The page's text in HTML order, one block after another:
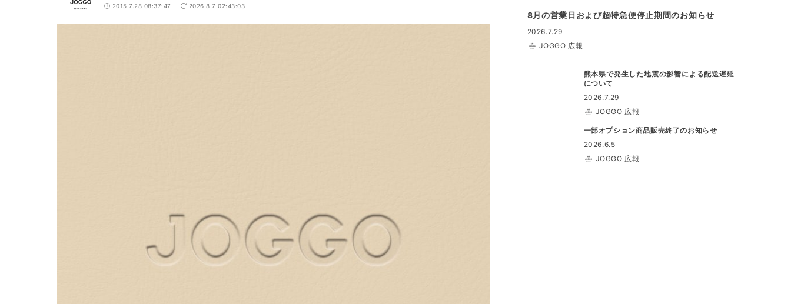
2015.7.28 08:37:47 2026.8.7 02:43:03
8月の営業日および超特急便停止期間のお知らせ
2026.7.29
JOGGO 広報
熊本県で発生した地震の影響による配送遅延
について
2026.7.29
JOGGO 広報
一部オプション商品販売終了のお知らせ
2026.6.5
JOGGO 広報